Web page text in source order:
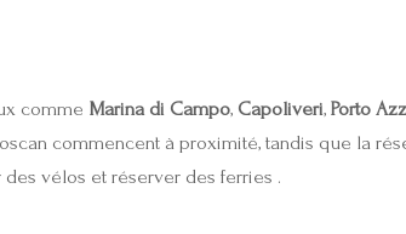
comme Marina di Campo, Capoliveri, Porto
commencent à proximité, tandis que la
vélos et réserver des ferries .